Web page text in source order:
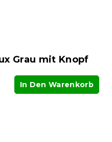
Grau mit Knopf
In Den Warenkorb